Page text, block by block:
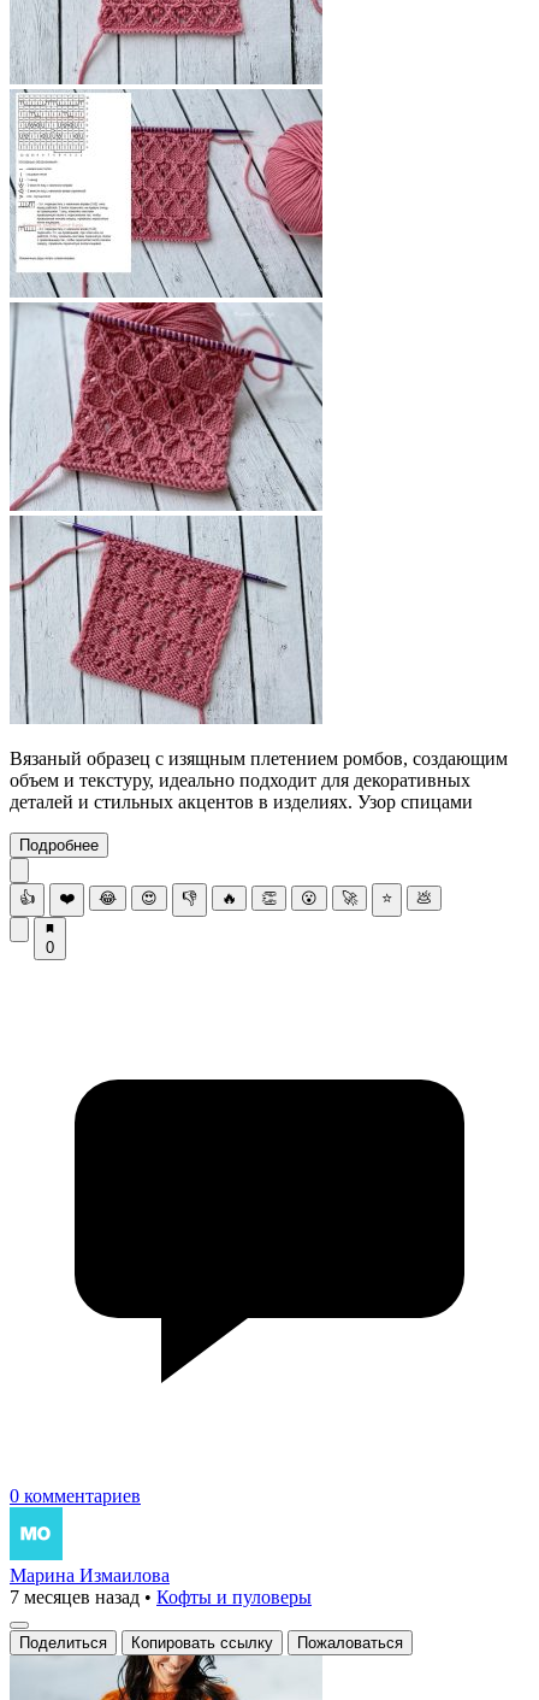
Вязаный образец с изящным плетением ромбов, создающим
объем и текстуру, идеально подходит для декоративных
деталей и стильных акцентов в изделиях. Узор спицами
Подробнее
👍 ❤️ 😂 😍 👎 🔥 👏 😮 🚀 ⭐ 💩
0
0 комментариев
Марина Измаилова
7 месяцев назад • Кофты и пуловеры
Поделиться Копировать ссылку Пожаловаться